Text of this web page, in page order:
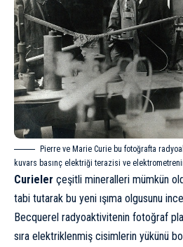
Pierre ve Marie Curie bu fotoğrafta
kuvars basınç elektriği terazisi ve
Curieler çeşitli mineralleri mümkün
tabi tutarak bu yeni ışıma olgusunu
Becquerel radyoaktivitenin fotoğraf
sıra elektriklenmiş cisimlerin yükünü